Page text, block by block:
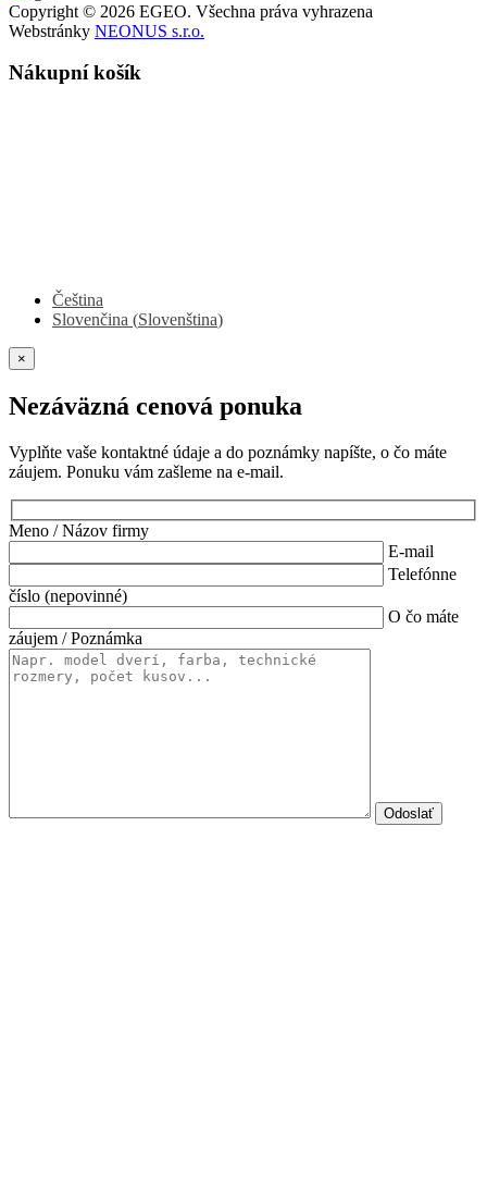
Copyright © 2026 EGEO. Všechna práva vyhrazena
Webstránky NEONUS s.r.o.
Nákupní košík
Čeština
Slovenčina (Slovenština)
×
Nezáväzná cenová ponuka
Vyplňte vaše kontaktné údaje a do poznámky napíšte, o čo máte
záujem. Ponuku vám zašleme na e-mail.
Meno / Názov firmy
E-mail
Telefónne
číslo (nepovinné)
O čo máte
záujem / Poznámka